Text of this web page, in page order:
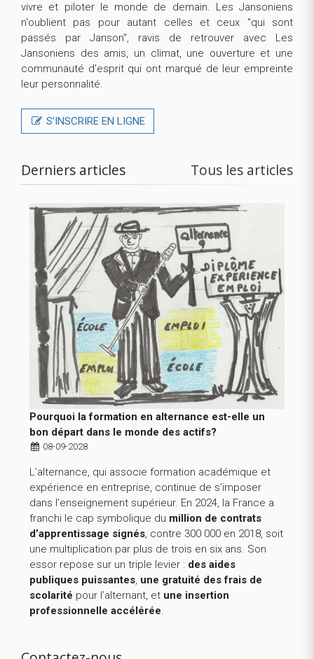
vivre et piloter le monde de demain. Les Jansoniens
n'oublient pas pour autant celles et ceux "qui sont
passés par Janson", ravis de retrouver avec Les
Jansoniens des amis, un climat, une ouverture et une
communauté d'esprit qui ont marqué de leur empreinte
leur personnalité.
S’INSCRIRE EN LIGNE
Derniers articles Tous les articles
Pourquoi la formation en alternance est-elle un
bon départ dans le monde des actifs?
08-09-2028
L’alternance, qui associe formation académique et
expérience en entreprise, continue de s’imposer
dans l’enseignement supérieur. En 2024, la France a
franchi le cap symbolique du million de contrats
d’apprentissage signés, contre 300 000 en 2018, soit
une multiplication par plus de trois en six ans. Son
essor repose sur un triple levier : des aides
publiques puissantes, une gratuité des frais de
scolarité pour l’alternant, et une insertion
professionnelle accélérée.